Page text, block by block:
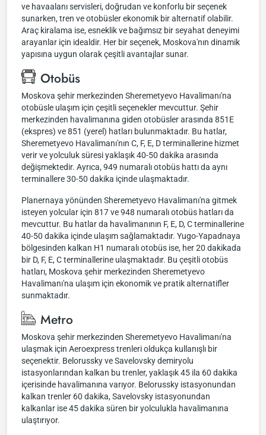
ve havaalanı servisleri, doğrudan ve konforlu bir seçenek
sunarken, tren ve otobüsler ekonomik bir alternatif olabilir.
Araç kiralama ise, esneklik ve bağımsız bir seyahat deneyimi
arayanlar için idealdir. Her bir seçenek, Moskova'nın dinamik
yapısına uygun olarak çeşitli avantajlar sunar.
Otobüs
Moskova şehir merkezinden Sheremetyevo Havalimanı'na
otobüsle ulaşım için çeşitli seçenekler mevcuttur. Şehir
merkezinden havalimanına giden otobüsler arasında 851E
(ekspres) ve 851 (yerel) hatları bulunmaktadır. Bu hatlar,
Sheremetyevo Havalimanı'nın C, F, E, D terminallerine hizmet
verir ve yolculuk süresi yaklaşık 40-50 dakika arasında
değişmektedir. Ayrıca, 949 numaralı otobüs hattı da aynı
terminallere 30-50 dakika içinde ulaşmaktadır.
Planernaya yönünden Sheremetyevo Havalimanı'na gitmek
isteyen yolcular için 817 ve 948 numaralı otobüs hatları da
mevcuttur. Bu hatlar da havalimanının F, E, D, C terminallerine
40-50 dakika içinde ulaşım sağlamaktadır. Yugo-Yapadnaya
bölgesinden kalkan H1 numaralı otobüs ise, her 20 dakikada
bir D, F, E, C terminallerine ulaşmaktadır. Bu çeşitli otobüs
hatları, Moskova şehir merkezinden Sheremetyevo
Havalimanı'na ulaşım için ekonomik ve pratik alternatifler
sunmaktadır.
Metro
Moskova şehir merkezinden Sheremetyevo Havalimanı'na
ulaşmak için Aeroexpress trenleri oldukça kullanışlı bir
seçenektir. Belorussky ve Savelovsky demiryolu
istasyonlarından kalkan bu trenler, yaklaşık 45 ila 60 dakika
içerisinde havalimanına varıyor. Belorussky istasyonundan
kalkan trenler 60 dakika, Savelovsky istasyonundan
kalkanlar ise 45 dakika süren bir yolculukla havalimanına
ulaştırıyor.